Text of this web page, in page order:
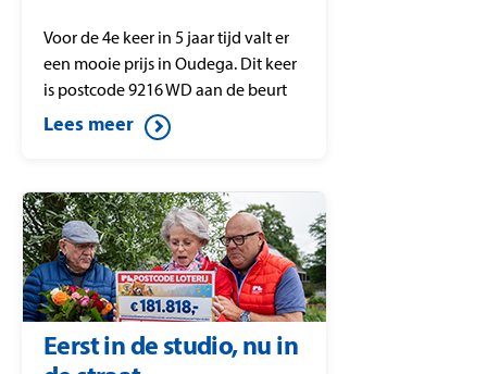
Voor de 4e keer in 5 jaar tijd valt er
een mooie prijs in Oudega. Dit keer
is postcode 9216 WD aan de beurt
met de PostcodeStraatprijs.
Lees meer
Eerst in de studio, nu in